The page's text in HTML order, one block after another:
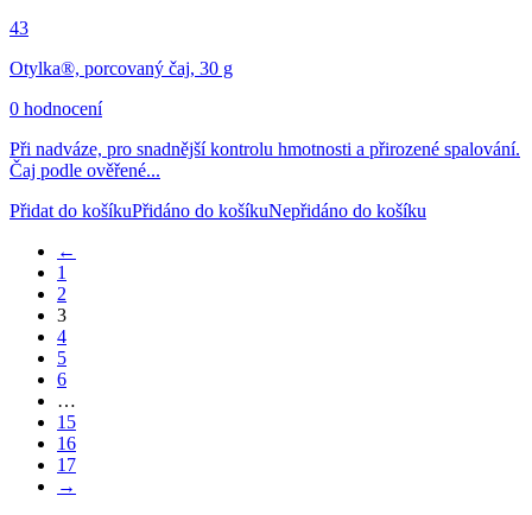
43
Otylka®, porcovaný čaj, 30 g
0 hodnocení
Při nadváze, pro snadnější kontrolu hmotnosti a přirozené spalování.
Čaj podle ověřené...
Přidat do košíkuPřidáno do košíkuNepřidáno do košíku
←
1
2
3
4
5
6
…
15
16
17
→